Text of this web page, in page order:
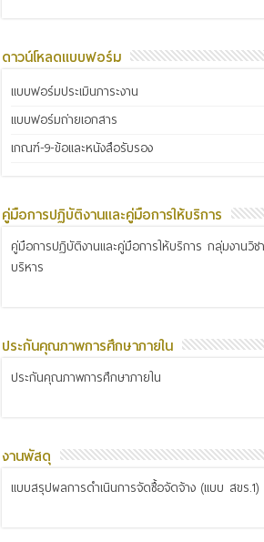
ดาวน์โหลดแบบฟอร์ม
แบบฟอร์มประเมินภาระงาน
แบบฟอร์มถ่ายเอกสาร
เกณฑ์-9-ข้อและหนังสือรับรอง
คู่มือการปฏิบัติงานและคู่มือการให้บริการ
คู่มือการปฏิบัติงานและคู่มือการให้บริการ กลุ่มงานวิ
บริหาร
ประกันคุณภาพการศึกษาภายใน
ประกันคุณภาพการศึกษาภายใน
งานพัสดุ
แบบสรุปผลการดำเนินการจัดซื้อจัดจ้าง (แบบ สขร.1)